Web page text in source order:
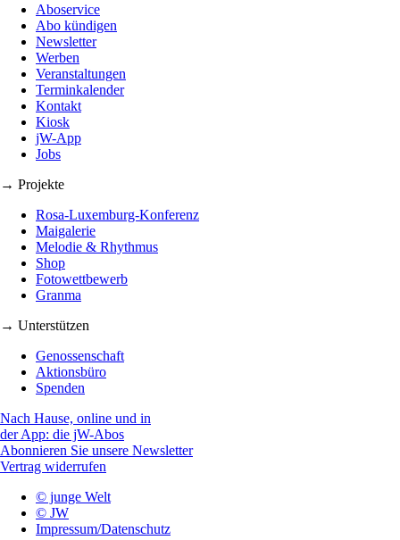
Aboservice
Abo kündigen
Newsletter
Werben
Veranstaltungen
Terminkalender
Kontakt
Kiosk
jW-App
Jobs
→ Projekte
Rosa-Luxemburg-Konferenz
Maigalerie
Melodie & Rhythmus
Shop
Fotowettbewerb
Granma
→ Unterstützen
Genossenschaft
Aktionsbüro
Spenden
Nach Hause, online und in
der App: die jW-Abos
Abonnieren Sie unsere Newsletter
Vertrag widerrufen
© junge Welt
© JW
Impressum/Datenschutz